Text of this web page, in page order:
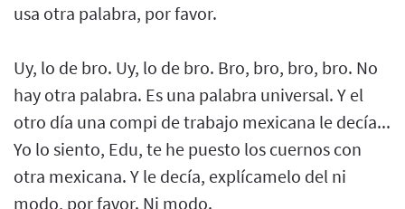
usa otra palabra, por favor.
Uy, lo de bro. Uy, lo de bro. Bro, bro, bro, bro. No
hay otra palabra. Es una palabra universal. Y el
otro día una compi de trabajo mexicana le decía...
Yo lo siento, Edu, te he puesto los cuernos con
otra mexicana. Y le decía, explícamelo del ni
modo, por favor. Ni modo.